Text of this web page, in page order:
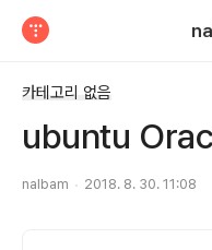
카테고리 없음
ubuntu
nalbam 2018. 8. 30. 11:08